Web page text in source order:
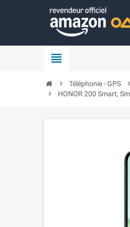
view_headline
chevron_right Téléphonie - GPS chevron_right
chevron_right
HONOR 200 Smart,